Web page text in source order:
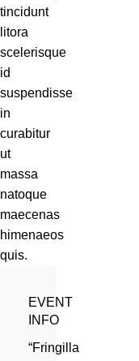
tincidunt
litora
scelerisque
id
suspendisse
in
curabitur
ut
massa
natoque
maecenas
himenaeos
quis.
EVENT
INFO
“Fringilla